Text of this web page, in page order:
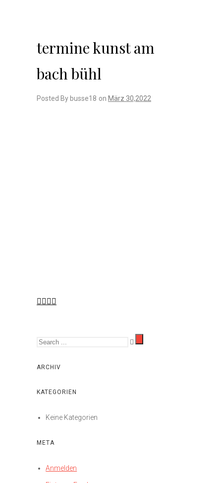
termine kunst am
bach bühl
Posted By busse18 on März 30,2022
ARCHIV
KATEGORIEN
Keine Kategorien
META
Anmelden